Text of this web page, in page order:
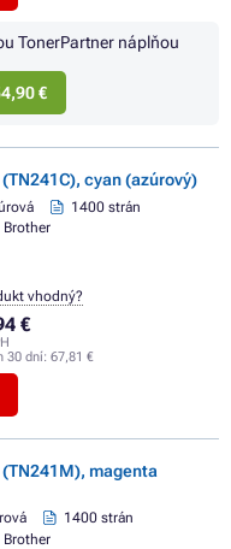
TonerPartner náplňou
€
cyan (azúrový)
1400 strán
Brother
€
30 dní: 67,81 €
vhodný?
magenta
1400 strán
Brother